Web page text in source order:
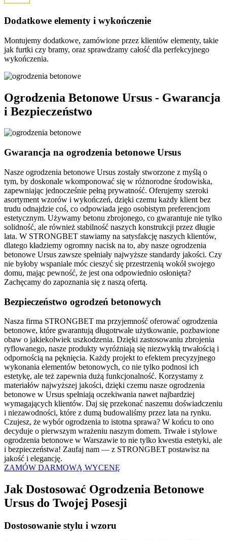
Dodatkowe elementy i wykończenie
Montujemy dodatkowe, zamówione przez klientów elementy, takie
jak furtki czy bramy, oraz sprawdzamy całość dla perfekcyjnego
wykończenia.
Ogrodzenia Betonowe Ursus - Gwarancja
i Bezpieczeństwo
Gwarancja na ogrodzenia betonowe Ursus
Nasze ogrodzenia betonowe Ursus zostały stworzone z myślą o
tym, by doskonale wkomponować się w różnorodne środowiska,
zapewniając jednocześnie pełną prywatność. Oferujemy szeroki
asortyment wzorów i wykończeń, dzięki czemu każdy klient bez
trudu odnajdzie coś, co odpowiada jego osobistym preferencjom
estetycznym. Używamy betonu zbrojonego, co gwarantuje nie tylko
solidność, ale również stabilność naszych konstrukcji przez długie
lata. W STRONGBET stawiamy na satysfakcję naszych klientów,
dlatego kładziemy ogromny nacisk na to, aby nasze ogrodzenia
betonowe Ursus zawsze spełniały najwyższe standardy jakości. Czy
nie byłoby wspaniale móc cieszyć się przestrzenią wokół swojego
domu, mając pewność, że jest ona odpowiednio osłonięta?
Zachęcamy do zapoznania się z naszą ofertą.
Bezpieczeństwo ogrodzeń betonowych
Nasza firma STRONGBET ma przyjemność oferować ogrodzenia
betonowe, które gwarantują długotrwałe użytkowanie, pozbawione
obaw o jakiekolwiek uszkodzenia. Dzięki zastosowaniu zbrojenia
ryflowanego, nasze produkty wyróżniają się niezwykłą trwałością i
odpornością na pęknięcia. Każdy projekt to efektem precyzyjnego
wykonania elementów betonowych, co nie tylko podnosi ich
estetykę, ale też zapewnia dużą funkcjonalność. Korzystamy z
materiałów najwyższej jakości, dzięki czemu nasze ogrodzenia
betonowe w Ursus spełniają oczekiwania nawet najbardziej
wymagających klientów. Daj się przekonać naszemu doświadczeniu
i niezawodności, które z dumą budowaliśmy przez lata na rynku.
Czujesz, że wybór ogrodzenia to istotna sprawa? W końcu to ono
decyduje o pierwszym wrażeniu naszym domem. Trwałe i stylowe
ogrodzenia betonowe w Warszawie to nie tylko kwestia estetyki, ale
i bezpieczeństwa! Zaufaj nam — z STRONGBET postawisz na
jakość i elegancję.
ZAMÓW DARMOWĄ WYCENĘ
Jak Dostosować Ogrodzenia Betonowe
Ursus do Twojej Posesji
Dostosowanie stylu i wzoru